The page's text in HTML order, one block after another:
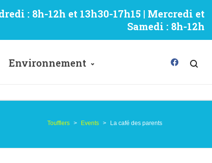
: 8h-12h et 13h30-17h15 | Mercredi et
Samedi : 8h-12h
Environnement
Toufflers > Events > La café des parents